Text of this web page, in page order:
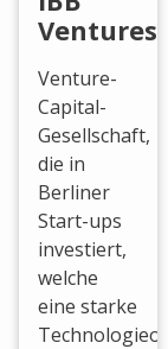
Ventures
Venture-
Capital-
Gesellschaft,
die in
Berliner
Start-ups
investiert,
welche
eine starke